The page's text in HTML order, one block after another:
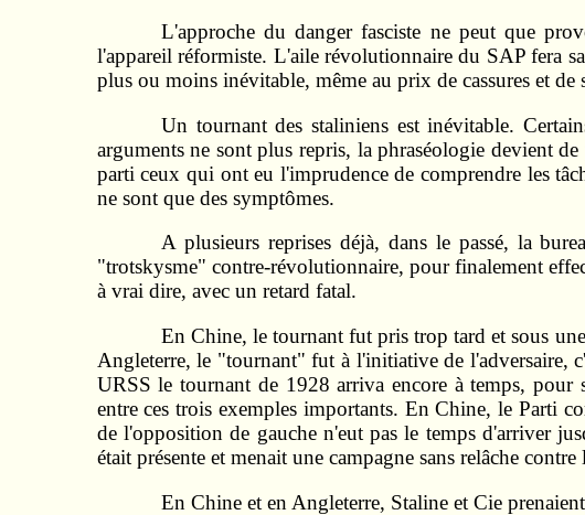
L'approche du danger fasciste ne peut que
l'appareil réformiste. L'aile révolutionnaire du SAP fera
plus ou moins inévitable, même au prix de cassures et
Un tournant des staliniens est inévitable.
arguments ne sont plus repris, la phraséologie devient
parti ceux qui ont eu l'imprudence de comprendre les
ne sont que des symptômes.
A plusieurs reprises déjà, dans le passé, la
"trotskysme" contre-révolutionnaire, pour finalement
à vrai dire, avec un retard fatal.
En Chine, le tournant fut pris trop tard et sous
Angleterre, le "tournant" fut à l'initiative de l'adversaire,
URSS le tournant de 1928 arriva encore à temps,
entre ces trois exemples importants. En Chine, le Parti
de l'opposition de gauche n'eut pas le temps d'arriver
était présente et menait une campagne sans relâche
En Chine et en Angleterre, Staline et Cie